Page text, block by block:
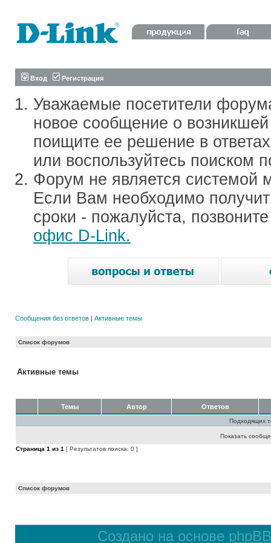
Вход Регистрация
Уважаемые посетители
новое сообщение о
поищите ее решение в
или воспользуйтесь поиском
Форум не является системой
Если Вам необходимо
сроки - пожалуйста,
офис D-Link.
Сообщения без ответов | Активные темы
Список форумов
Активные темы
Темы Автор Ответов
Подходящих
Показать
Страница 1 из 1 [ Результатов поиска: 0 ]
Список форумов
Создано на основе phpBB